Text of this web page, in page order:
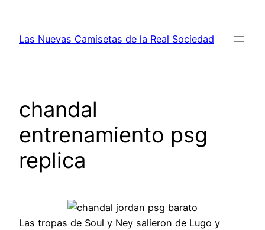
contenido
Las Nuevas Camisetas de la Real Sociedad
chandal
entrenamiento psg
replica
Las tropas de Soul y Ney salieron de Lugo y